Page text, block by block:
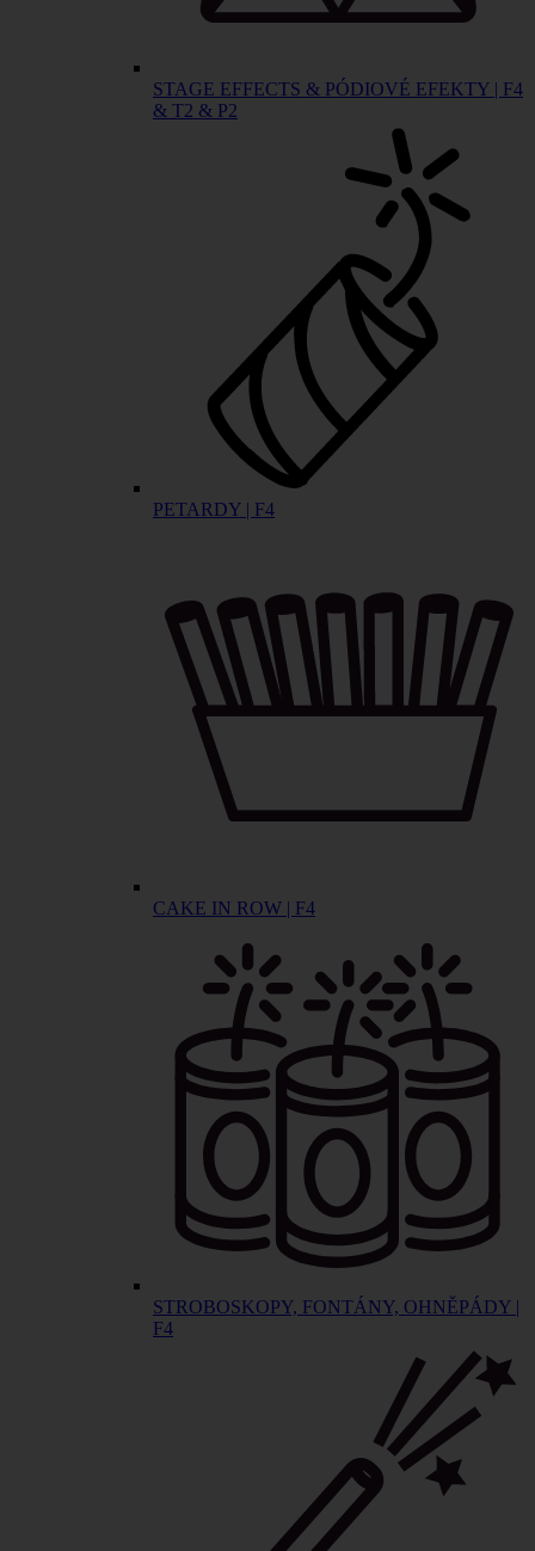
STAGE EFFECTS & PÓDIOVÉ EFEKTY | F4
& T2 & P2
PETARDY | F4
CAKE IN ROW | F4
STROBOSKOPY, FONTÁNY, OHNĚPÁDY |
F4